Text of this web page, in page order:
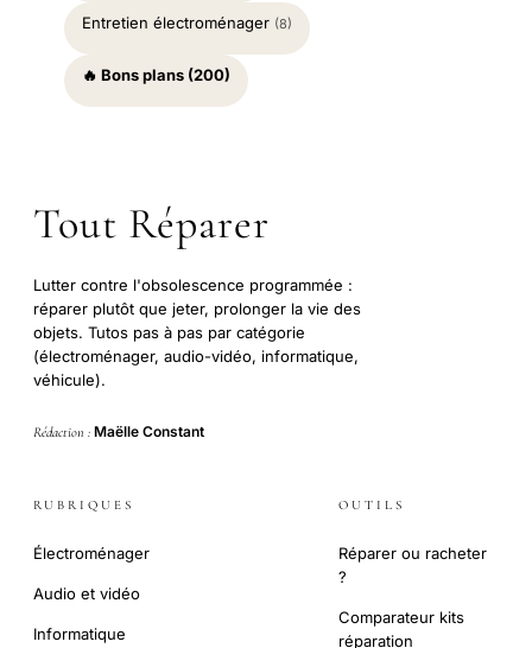
Entretien électroménager (8)
🔥 Bons plans (200)
Tout Réparer
Lutter contre l'obsolescence programmée :
réparer plutôt que jeter, prolonger la vie des
objets. Tutos pas à pas par catégorie
(électroménager, audio-vidéo, informatique,
véhicule).
Rédaction : Maëlle Constant
RUBRIQUES
Électroménager
Audio et vidéo
Informatique
OUTILS
Réparer ou racheter
?
Comparateur kits
réparation